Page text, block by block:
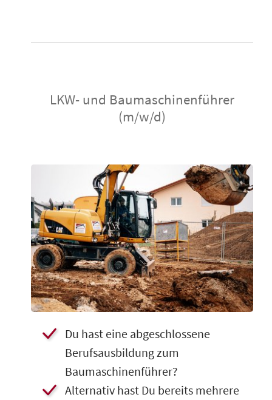
LKW- und Baumaschinenführer
(m/w/d)
​Du hast eine abgeschlossene
Berufsausbildung zum
Baumaschinenführer?
​Alternativ hast Du bereits mehrere